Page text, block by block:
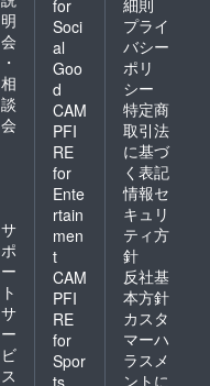
明
会
・
相
談
会
サ
ポ
ー
ト
サ
ー
ビ
ス
for
Soci
al
Goo
d
CAM
PFI
RE
for
Ente
rtain
men
t
CAM
PFI
RE
for
Spor
細則
プライ
バシー
ポリ
シー
特定商
取引法
に基づ
く表記
情報セ
キュリ
ティ方
針
反社基
本方針
カスタ
マーハ
ラスメ
ントに